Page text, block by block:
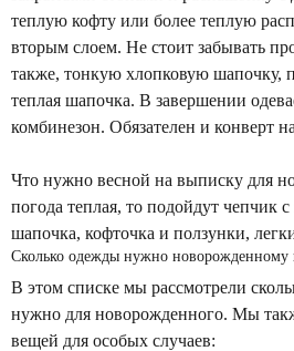
теплую кофту или более теплую
вторым слоем. Не стоит забывать
также, тонкую хлопковую шапочку,
теплая шапочка. В завершении
комбинезон. Обязателен и конверт
Что нужно весной на выписку для
погода теплая, то подойдут чепчик
шапочка, кофточка и ползунки,
Сколько одежды нужно новорожденному
В этом списке мы рассмотрели
нужно для новорожденного. Мы
вещей для особых случаев: